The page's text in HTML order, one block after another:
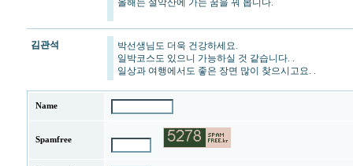
올해는 설악산에 가는 꿈을 꿔 봅니다.
김관석
박선생님도 더욱 건강하세요.
일박코스도 있으니 가능하실 것 같습니다. .
일상과 여행에서도 좋은 장면 많이 찾으시고요. .
Name
Spamfree